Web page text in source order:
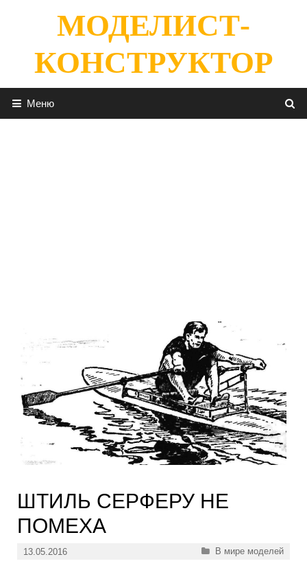
содержимомуМОДЕЛИСТ-
КОНСТРУКТОР
Меню
ШТИЛЬ СЕРФЕРУ НЕ
ПОМЕХА
13.05.2016 Рубрики
В мире моделей